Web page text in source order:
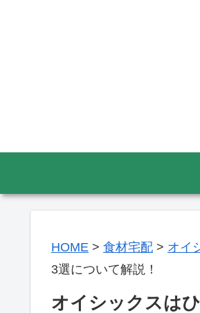
HOME > 食材宅配 > オイ
3選について解説！
オイシックスは